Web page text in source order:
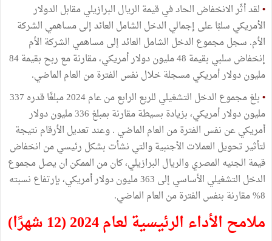
•لقد أثّر الانخفاض الحاد في قيمة الريال البرازيلي مقابل الدولار
الأمريكي سلبًا على إجمالي الدخل الشامل العائد إلى مساهمي الشركة
الأم. سجل مجموع الدخل الشامل العائد إلى مساهمي الشركة الأم
إنخفاض سلبي بقيمة 48 مليون دولار أمريكي، مقارنة مع ربح بقیمة 84
مليون دولار أمريكي مسجلة خلال نفس الفترة من العام الماضي.
•
بلغ مجموع الدخل التشغيلي للربع الرابع من عام 2024 مبلغًا قدره 337
مليون دولار أمريكي، بزيادة بسيطة مقارنة بمبلغ 336 مليون دولار
أمريكي عن نفس الفترة من العام الماضي . وعند تعديل الأرقام نتيجة
لتأثير تحويل العملات الأجنبية والتي نشأت بشكل رئيسي من انخفاض
قيمة الجنيه المصري والريال البرازيلي، كان من الممكن ان يصل مجموع
الدخل التشغيلي الأساسي إلى 363 مليون دولار أمريكي، بإرتفاع نسبته
8% مقارنة بنفس الفترة من العام الماضي.
ملامح الأداء الرئيسية لعام 2024 (12 شهرًا)